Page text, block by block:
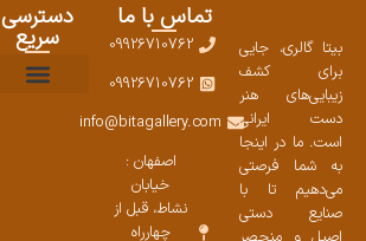
بیتا گالری، جایی
برای کشف
زیبایی‌های هنر
دست ایرانی
است. ما در اینجا
به شما فرصتی
می‌دهیم تا با
صنایع دستی
تماس با ما
09926710762
09926710762
info@bitagallery.com
اصفهان :
خیابان
نشاط، قبل از
چهارراه
دسترسی
سریع